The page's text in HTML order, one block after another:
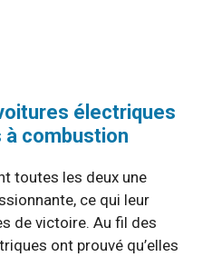
électriques
combustion
toutes les deux une
ce qui leur
de victoire. Au fil des
ont prouvé qu’elles